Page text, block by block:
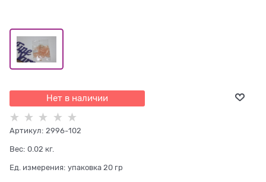
Нет в наличии
Артикул: 2996-102
Вес: 0.02 кг.
Ед. измерения: упаковка 20 гр